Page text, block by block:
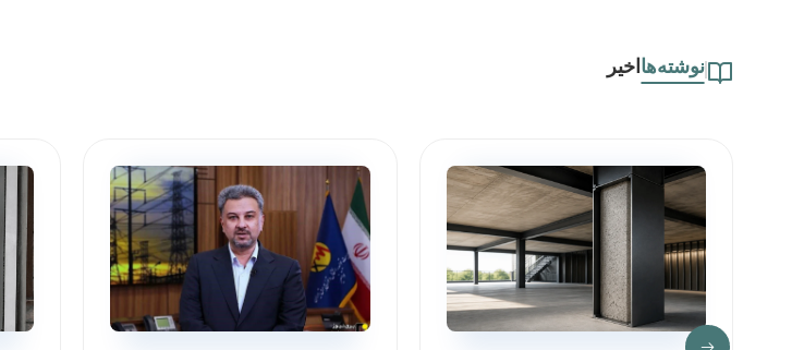
نوشته‌ها اخیر